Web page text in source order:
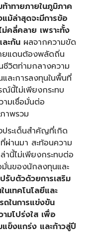
าทายภายในภูมิภาค
ม้ล่าสุดจะมีการข้อ
คลี่คลาย เพราะทั้ง
ะกัน ผลจากความขัด
ยแดนต้องพลัดถิ่น
ชีวิตท่ามกลางความ
ละการลงทุนในพื้นที่
นี้ไม่เพียงกระทบ
มเชื่อมั่นต่อ
าพรวม
ระเด็นสำคัญที่เกิด
ผ่านมา สะท้อนความ
นี้ไม่เพียงกระทบต่อ
มั่นของนักลงทุนและ
รับตัวด้วยการเสริม
เทคโนโลยีและ
ถในการแข่งขัน
มโปร่งใส เพื่อ
แข็งแกร่ง และก้าวสู่ปี